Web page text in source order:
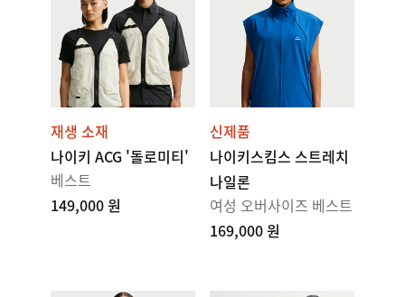
재생 소재
나이키 ACG '돌로미티'
베스트
149,000 원
신제품
나이키스킴스 스트레치
나일론
여성 오버사이즈 베스트
169,000 원